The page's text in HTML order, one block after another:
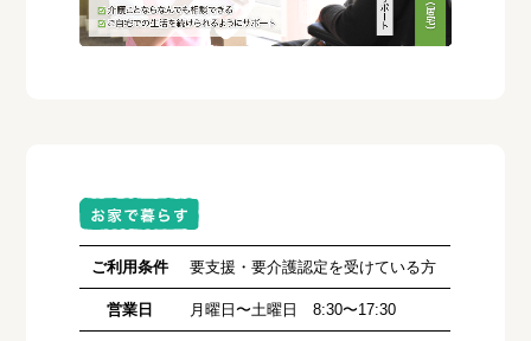
ご利用条件 要支援・要介護認定を受けている方
営業日 月曜日〜土曜日 8:30〜17:30